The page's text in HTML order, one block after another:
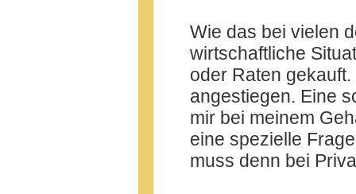
Wie das bei vielen
wirtschaftliche
oder Raten
angestiegen. Eine
mir bei meinem
eine spezielle
muss denn bei